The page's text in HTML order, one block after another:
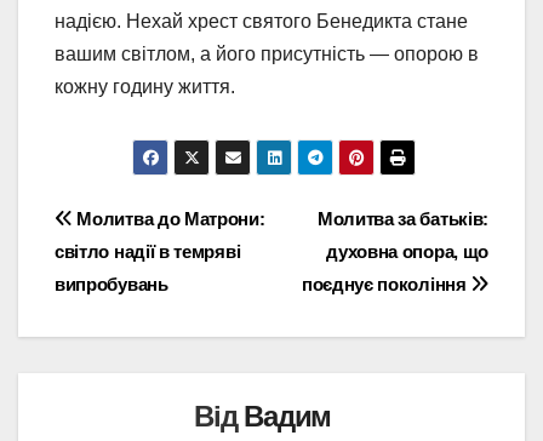
надією. Нехай хрест святого Бенедикта стане
вашим світлом, а його присутність — опорою в
кожну годину життя.
Навігація
записів
Молитва за батьків:
духовна опора, що
поєднує покоління
Молитва до Матрони:
світло надії в темряві
випробувань
ВідВадим